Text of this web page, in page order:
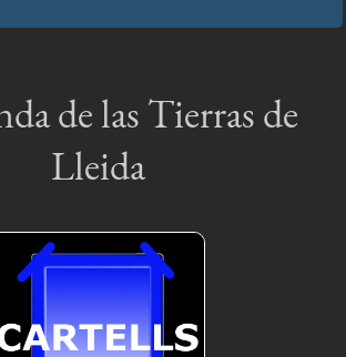
de las Tierras de
Lleida